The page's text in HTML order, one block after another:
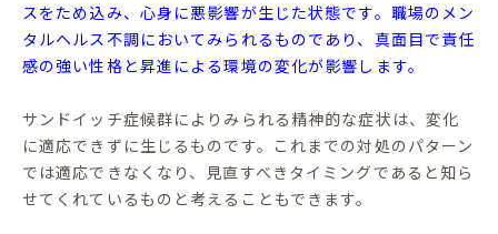
スをため込み、心身に悪影響が生じた状態です。職場のメン
タルヘルス不調においてみられるものであり、真面目で責任
感の強い性格と昇進による環境の変化が影響します。
サンドイッチ症候群によりみられる精神的な症状は、変化
に適応できずに生じるものです。これまでの対処のパターン
では適応できなくなり、見直すべきタイミングであると知ら
せてくれているものと考えることもできます。